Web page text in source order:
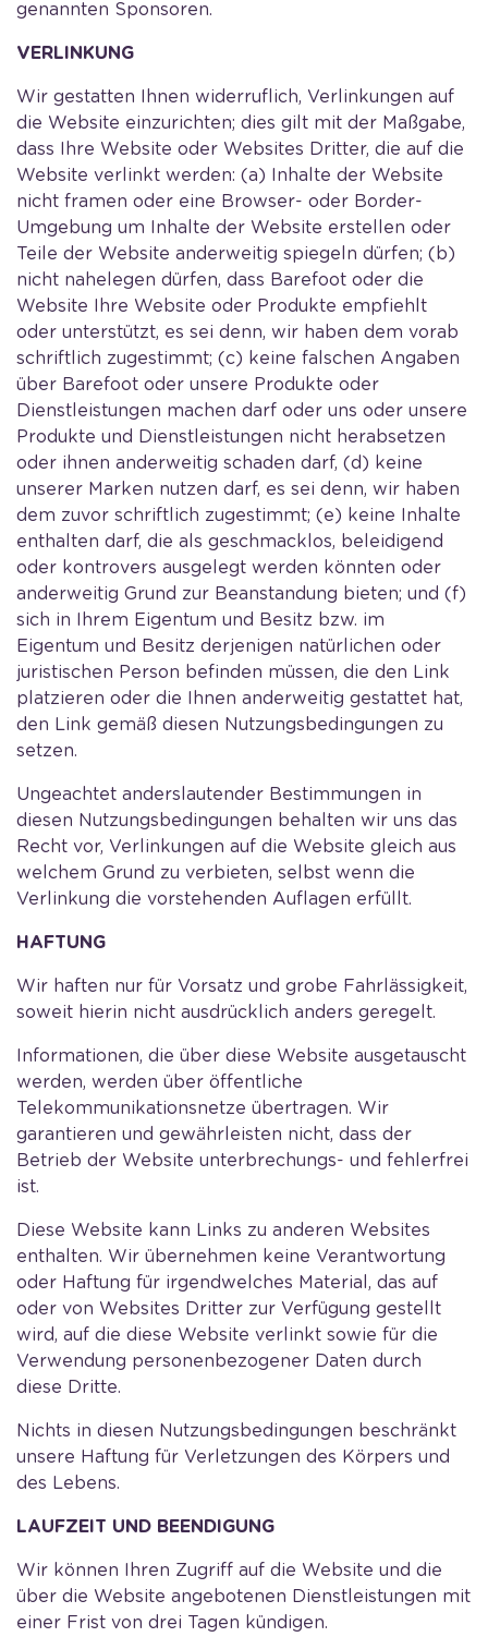
genannten Sponsoren.
VERLINKUNG
Wir gestatten Ihnen widerruflich, Verlinkungen auf
die Website einzurichten; dies gilt mit der Maßgabe,
dass Ihre Website oder Websites Dritter, die auf die
Website verlinkt werden: (a) Inhalte der Website
nicht framen oder eine Browser- oder Border-
Umgebung um Inhalte der Website erstellen oder
Teile der Website anderweitig spiegeln dürfen; (b)
nicht nahelegen dürfen, dass Barefoot oder die
Website Ihre Website oder Produkte empfiehlt
oder unterstützt, es sei denn, wir haben dem vorab
schriftlich zugestimmt; (c) keine falschen Angaben
über Barefoot oder unsere Produkte oder
Dienstleistungen machen darf oder uns oder unsere
Produkte und Dienstleistungen nicht herabsetzen
oder ihnen anderweitig schaden darf, (d) keine
unserer Marken nutzen darf, es sei denn, wir haben
dem zuvor schriftlich zugestimmt; (e) keine Inhalte
enthalten darf, die als geschmacklos, beleidigend
oder kontrovers ausgelegt werden könnten oder
anderweitig Grund zur Beanstandung bieten; und (f)
sich in Ihrem Eigentum und Besitz bzw. im
Eigentum und Besitz derjenigen natürlichen oder
juristischen Person befinden müssen, die den Link
platzieren oder die Ihnen anderweitig gestattet hat,
den Link gemäß diesen Nutzungsbedingungen zu
setzen.
Ungeachtet anderslautender Bestimmungen in
diesen Nutzungsbedingungen behalten wir uns das
Recht vor, Verlinkungen auf die Website gleich aus
welchem Grund zu verbieten, selbst wenn die
Verlinkung die vorstehenden Auflagen erfüllt.
HAFTUNG
Wir haften nur für Vorsatz und grobe Fahrlässigkeit,
soweit hierin nicht ausdrücklich anders geregelt.
Informationen, die über diese Website ausgetauscht
werden, werden über öffentliche
Telekommunikationsnetze übertragen. Wir
garantieren und gewährleisten nicht, dass der
Betrieb der Website unterbrechungs- und fehlerfrei
ist.
Diese Website kann Links zu anderen Websites
enthalten. Wir übernehmen keine Verantwortung
oder Haftung für irgendwelches Material, das auf
oder von Websites Dritter zur Verfügung gestellt
wird, auf die diese Website verlinkt sowie für die
Verwendung personenbezogener Daten durch
diese Dritte.
Nichts in diesen Nutzungsbedingungen beschränkt
unsere Haftung für Verletzungen des Körpers und
des Lebens.
LAUFZEIT UND BEENDIGUNG
Wir können Ihren Zugriff auf die Website und die
über die Website angebotenen Dienstleistungen mit
einer Frist von drei Tagen kündigen.